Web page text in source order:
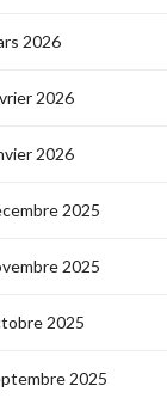
2026
2026
2026
2025
2025
2025
2025